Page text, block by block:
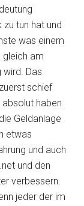
tun hat und
was einem
gleich am
wird. Das
schief
absolut haben
Geldanlage
etwas
und auch
und den
verbessern.
jeder der im